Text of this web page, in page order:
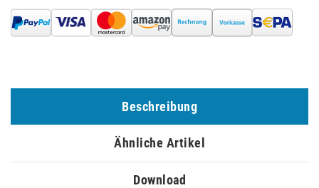
Beschreibung
Ähnliche Artikel
Download